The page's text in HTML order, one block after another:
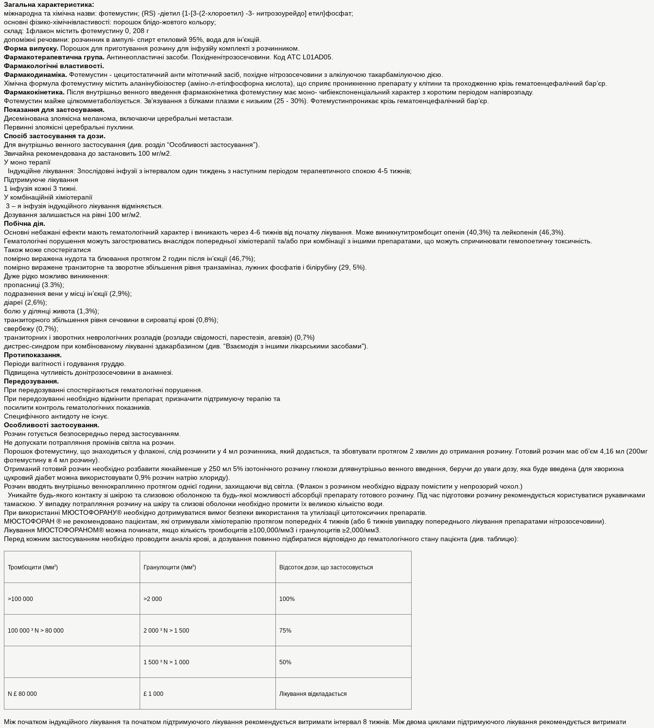
Загальна характеристика:
мiжнародна та хiмiчна назви: фотемустин; (RS) -діетил {1-[3-(2-хлороетил) -3- нитрозоурейдо] етил}фосфат;
основнi фiзико-хiмiчнiвластивостi: порошок блідо-жовтого кольору;
склад: 1флакон містить фотемустину 0, 208 г
допоміжні речовини: розчинник в ампулі- спирт етиловий 95%, вода для ін’єкцій.
Форма випуску. Порошок для приготування розчину для інфузійу комплекті з розчинником.
Фармакотерапевтична група. Антинеопластичні засоби. Похідненітрозосечовини. Код АTC L01AD05.
Фармакологiчнi властивостi.
Фармакодинаміка. Фотемустин - цецитостатичний анти мітотичний засіб, похідне нітрозосечовини з алкілуючою такарбамілуючою дією.
Хімічна формула фотемустину містить аланінубіоізостер (аміно-л-етілфосфорна кислота), що сприяє проникненню препарату у клітини та проходженню крізь гематоенцефалічний бар’єр.
Фармакокінетика. Після внутрішньо венного введення фармакокінетика фотемустину має моно- чибіекспоненціальний характер з коротким періодом напіврозпаду.
Фотемустин майже цілкомметаболізується. Зв’язування з білками плазми є низьким (25 - 30%). Фотемустинпроникає крізь гематоенцефалічний бар’єр.
Показання для застосування.
Дисемінована злоякісна меланома, включаючи церебральні метастази.
Первинні злоякісні церебральні пухлини.
Спосіб застосування та дози.
Для внутрішньо венного застосування (див. розділ “Особливості застосування”).
Звичайна рекомендована до застановить 100 мг/м2.
У моно терапії
Індукційне лікування: 3послідовні інфузії з інтервалом один тиждень з наступним періодом терапевтичного спокою 4-5 тижнів;
Підтримуюче лікування
1 інфузія кожні 3 тижні.
У комбінаційній хіміотерапії
3 – я інфузія індукційного лікування відміняється.
Дозування залишається на рівні 100 мг/м2.
Побiчна дiя.
Основні небажані ефекти мають гематологічний характер і виникають через 4-6 тижнів від початку лікування. Може виникнутитромбоцит опенія (40,3%) та лейкопенія (46,3%).
Гематологічні порушення можуть загострюватись внаслідок попередньої хіміотерапії та/або при комбінації з іншими препаратами, що можуть спричинювати гемопоетичну токсичність.
Також може спостерігатися
помірно виражена нудота та блювання протягом 2 годин після ін’єкції (46,7%);
помірно виражене транзиторне та зворотне збільшення рівня транзаміназ, лужних фосфатів і білірубіну (29, 5%).
Дуже рідко можливо виникнення:
пропасниці (3.3%);
подразнення вени у місці ін’єкції (2,9%);
діареї (2,6%);
болю у ділянці живота (1,3%);
транзиторного збільшення рівня сечовини в сироватці крові (0,8%);
свербежу (0,7%);
транзиторних і зворотних неврологічних розладів (розлади свідомості, парестезія, агевзія) (0,7%)
дистрес-синдром при комбінованому лікуванні здакарбазином (див. “Взаємодія з іншими лікарськими засобами").
Протипоказання.
Періоди вагітності і годування груддю.
Підвищена чутливість донітрозосечовини в анамнезі.
Передозування.
При передозуванні спостерігаються гематологічні порушення.
При передозуванні необхідно відмінити препарат, призначити підтримуючу терапію та
посилити контроль гематологічних показників.
Специфічного антидоту не існує.
Особливості застосування.
Розчин готується безпосередньо перед застосуванням.
Не допускати потрапляння промінів світла на розчин.
Порошок фотемустину, що знаходиться у флаконі, слід розчинити у 4 мл розчинника, який додається, та збовтувати протягом 2 хвилин до отримання розчину. Готовий розчин має об’єм 4,16 мл (200мг
фотемустину в 4 мл розчину).
Отриманий готовий розчин необхідно розбавити якнайменше у 250 мл 5% ізотонічного розчину глюкози длявнутрішньо венного введення, беручи до уваги дозу, яка буде введена (для хворихна
цукровий діабет можна використовувати 0,9% розчин натрію хлориду).
Розчин вводять внутрішньо веннокраплинно протягом однієї години, захищаючи від світла. (Флакон з розчином необхідно відразу помістити у непрозорий чохол.)
Уникайте будь-якого контакту зі шкірою та слизовою оболонкою та будь-якої можливості абсорбції препарату готового розчину. Під час підготовки розчину рекомендується користуватися рукавичками
тамаскою. У випадку потрапляння розчину на шкіру та слизові оболонки необхідно промити їх великою кількістю води.
При використанні МЮСТОФОРАНУ® необхідно дотримуватися вимог безпеки використання та утилізації цитотоксичних препаратів.
МЮСТОФОРАН ® не рекомендовано пацієнтам, які отримували хіміотерапію протягом попередніх 4 тижнів (або 6 тижнів увипадку попереднього лікування препаратами нітрозосечовини).
Лікування МЮСТОФОРАНОМ® можна починати, якщо кількість тромбоцитів ≥100,000/мм3 і гранулоцитів ≥2,000/мм3.
Перед кожним застосуванням необхідно проводити аналіз крові, а дозування повинно підбиратися відповідно до гематологічного стану пацієнта (див. таблицю):
Тромбоцити (/мм3) Гранулоцити (/мм3) Відсоток дози, що застосовується
>100 000 >2 000 100%
100 000 ³ N > 80 000 2 000 ³ N > 1 500 75%
1 500 ³ N > 1 000 50%
N £ 80 000 £ 1 000 Лікування відкладається
Між початком індукційного лікування та початком підтримуючого лікування рекомендується витримати інтервал 8 тижнів. Між двома циклами підтримуючого лікування рекомендується витримати